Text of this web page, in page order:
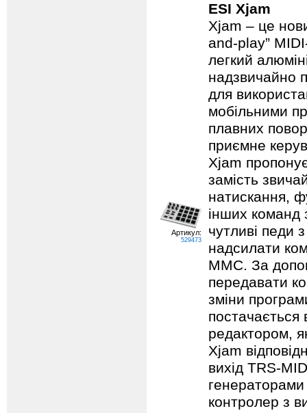
Артикул:
529473
ESI Xjam
Xjam – це
and-play”
легкий
надзвичайно
для
мобільними
плавних
приємне
Xjam
замість
натискання,
інших команд
чутливі педи
надсилати
MMC. За
передавати
зміни
постачається
редактором,
Xjam
вихід TRS-
генераторами
контролер з